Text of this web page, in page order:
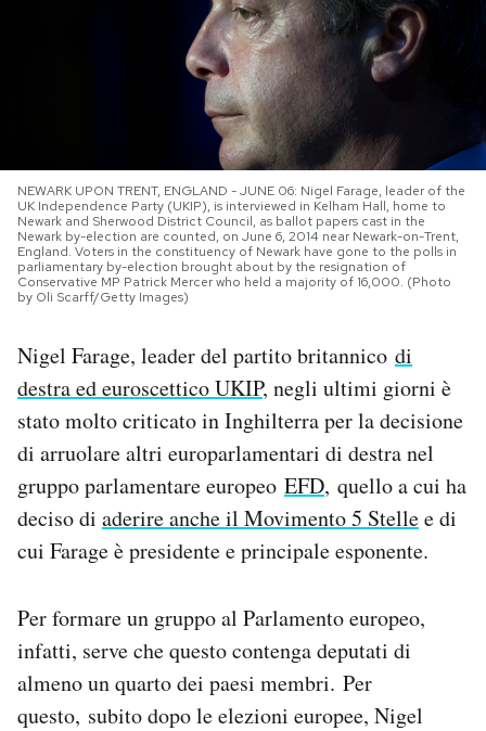
I MIEI PREFERITI
SHOP
CALENDARIO
AREA PERSONALE
Area Personale
Newsletter
Notifiche mobile
Regala il Post
Esci
NEWARK UPON TRENT, ENGLAND - JUNE 06: Nigel Farage, leader of the
UK Independence Party (UKIP), is interviewed in Kelham Hall, home to
Newark and Sherwood District Council, as ballot papers cast in the
Newark by-election are counted, on June 6, 2014 near Newark-on-Trent,
England. Voters in the constituency of Newark have gone to the polls in
parliamentary by-election brought about by the resignation of
Conservative MP Patrick Mercer who held a majority of 16,000. (Photo
by Oli Scarff/Getty Images)
Nigel Farage, leader del partito britannico di
destra ed euroscettico UKIP, negli ultimi giorni è
stato molto criticato in Inghilterra per la decisione
di arruolare altri europarlamentari di destra nel
gruppo parlamentare europeo EFD, quello a cui ha
deciso di aderire anche il Movimento 5 Stellee di
cui Farage è presidente e principale esponente.
Per formare un gruppo al Parlamento europeo,
infatti, serve che questo contenga deputati di
almeno un quarto dei paesi membri. Per
questo, subito dopo le elezioni europee, Nigel